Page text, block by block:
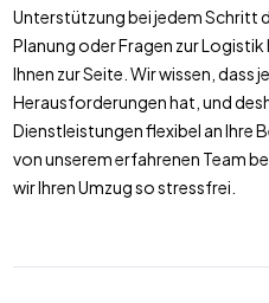
Unterstützung bei jedem Schritt
Planung oder Fragen zur
Ihnen zur Seite. Wir wissen, dass
Herausforderungen hat, und
Dienstleistungen flexibel an Ihre
von unserem erfahrenen Team
wir Ihren Umzug so stressfrei.